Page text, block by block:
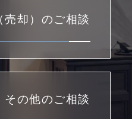
却）のご相談
の他のご相談